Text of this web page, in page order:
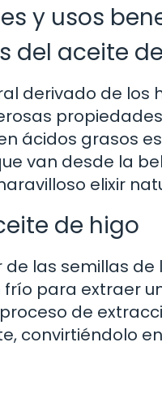
y usos
del aceite
derivado de
ácidos grasos
van desde la
elixir
de higo
las semillas
para extraer
de
convirtiéndolo